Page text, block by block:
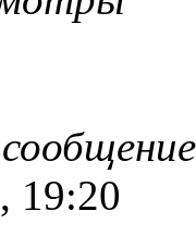
19:20